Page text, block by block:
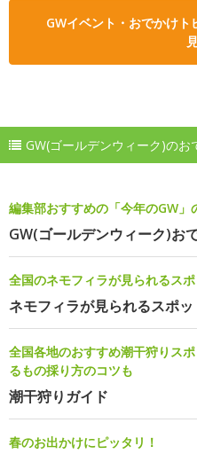
GWイベント・おでかけ
GW(ゴールデンウィーク)のお
編集部おすすめの「今年のGW」
GW(ゴールデンウィーク)お
全国のネモフィラが見られるス
ネモフィラが見られるスポッ
全国各地のおすすめ潮干狩りス
るもの採り方のコツも
潮干狩りガイド
春のお出かけにピッタリ！